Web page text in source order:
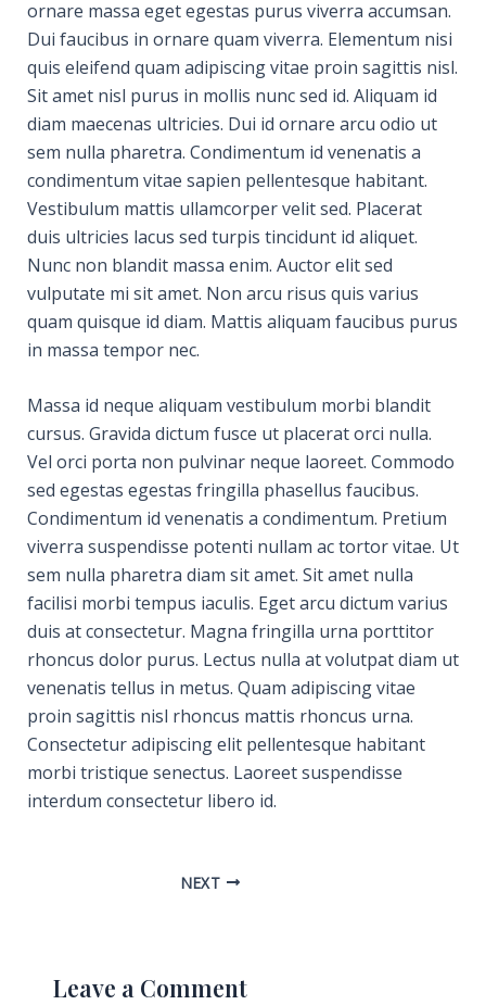
ornare massa eget egestas purus viverra accumsan.
Dui faucibus in ornare quam viverra. Elementum nisi
quis eleifend quam adipiscing vitae proin sagittis nisl.
Sit amet nisl purus in mollis nunc sed id. Aliquam id
diam maecenas ultricies. Dui id ornare arcu odio ut
sem nulla pharetra. Condimentum id venenatis a
condimentum vitae sapien pellentesque habitant.
Vestibulum mattis ullamcorper velit sed. Placerat
duis ultricies lacus sed turpis tincidunt id aliquet.
Nunc non blandit massa enim. Auctor elit sed
vulputate mi sit amet. Non arcu risus quis varius
quam quisque id diam. Mattis aliquam faucibus purus
in massa tempor nec.
Massa id neque aliquam vestibulum morbi blandit
cursus. Gravida dictum fusce ut placerat orci nulla.
Vel orci porta non pulvinar neque laoreet. Commodo
sed egestas egestas fringilla phasellus faucibus.
Condimentum id venenatis a condimentum. Pretium
viverra suspendisse potenti nullam ac tortor vitae. Ut
sem nulla pharetra diam sit amet. Sit amet nulla
facilisi morbi tempus iaculis. Eget arcu dictum varius
duis at consectetur. Magna fringilla urna porttitor
rhoncus dolor purus. Lectus nulla at volutpat diam ut
venenatis tellus in metus. Quam adipiscing vitae
proin sagittis nisl rhoncus mattis rhoncus urna.
Consectetur adipiscing elit pellentesque habitant
morbi tristique senectus. Laoreet suspendisse
interdum consectetur libero id.
NEXT
Leave a Comment